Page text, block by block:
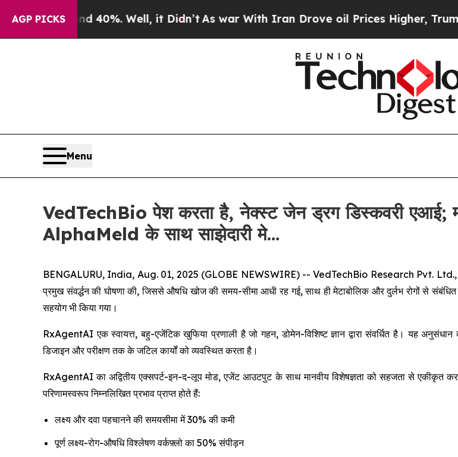
AGP PICKS
Around 40%. Well, it Didn’tAs war With Iran Drove oil Prices Higher, Trump
Menu
VedTechBio पेश करता है, नेक्स्ट जेन ड्रग डिस्कवरी एआई;
AlphaMeld के साथ साझेदारी मे…
BENGALURU, India, Aug. 01, 2025 (GLOBE NEWSWIRE) -- VedTechBio Research Pvt.
प्रमुख संवर्द्धन की घोषणा की, जिससे औषधि खोज की समय-सीमा आधी रह गई, साथ ही मेटाबोलिक और दुर्लभ रोगों
सहयोग भी किया गया।
RxAgentAI एक स्वायत्त, बहु-एजेंटिक खुफिया प्रणाली है जो गहन, डोमेन-विशिष्ट ज्ञान द्वारा संवर्धित है। यह
डिजाइन और परीक्षण तक के जटिल कार्यों को व्यवस्थित करता है।
RxAgentAI का अद्वितीय एक्सपर्ट-इन-द-लूप मोड, एजेंट आउटपुट के साथ मानवीय विशेषज्ञता को सहजता से एकीकृत
परिणामस्वरूप निम्नलिखित प्रभाव प्राप्त होते हैं:
लक्ष्य और दवा पहचानने की समयसीमा में 30% की कमी
पूर्ण लक्ष्य-रोग-औषधि विश्लेषण वर्कफ़्लो का 50% संपीड़न